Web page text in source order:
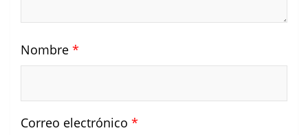
Nombre *
Correo electrónico *